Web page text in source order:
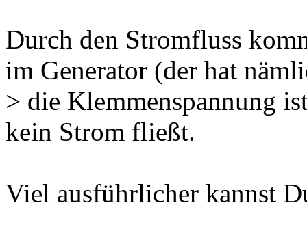
Durch den Stromfluss
im Generator (der hat
> die Klemmenspannung
kein Strom fließt.
Viel ausführlicher kannst